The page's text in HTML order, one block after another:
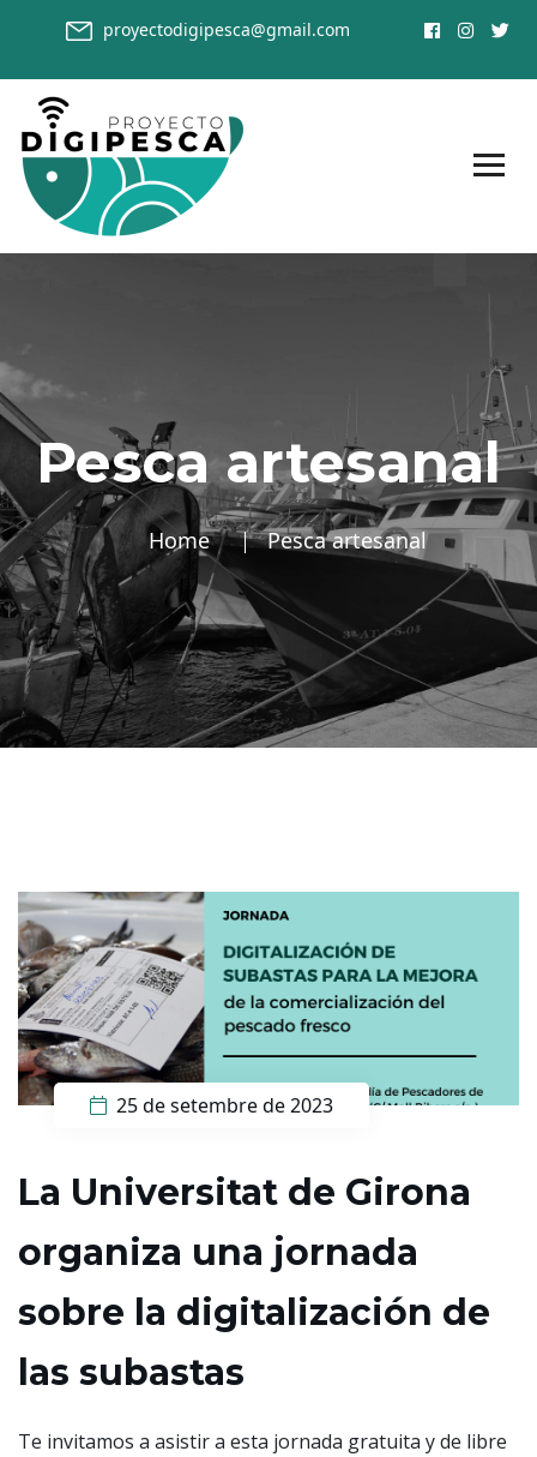
proyectodigipesca@gmail.com
Pesca artesanal
Home Pesca artesanal
25 de setembre de 2023
La Universitat de Girona
organiza una jornada
sobre la digitalización de
las subastas
Te invitamos a asistir a esta jornada gratuita y de libre